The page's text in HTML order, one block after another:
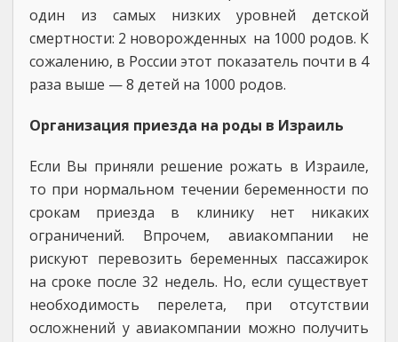
один из самых низких уровней детской
смертности: 2 новорожденных на 1000 родов. К
сожалению, в России этот показатель почти в 4
раза выше — 8 детей на 1000 родов.
Организация приезда на роды в Израиль
Если Вы приняли решение рожать в Израиле,
то при нормальном течении беременности по
срокам приезда в клинику нет никаких
ограничений. Впрочем, авиакомпании не
рискуют перевозить беременных пассажирок
на сроке после 32 недель. Но, если существует
необходимость перелета, при отсутствии
осложнений у авиакомпании можно получить